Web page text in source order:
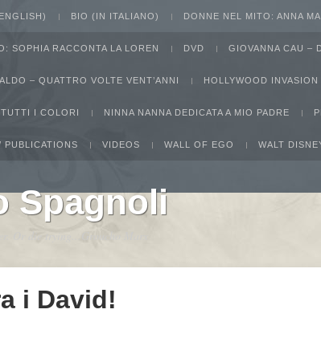
BIO (IN ITALIANO) DONNE NEL MITO: ANNA
SOPHIA RACCONTA LA LOREN DVD GIOVANNA CAU –
– QUATTRO VOLTE VENT’ANNI HOLLYWOOD INVASION
I COLORI NINNA NANNA DEDICATA A MIO PADRE
PUBLICATIONS VIDEOS WALL OF EGO WALT
Spagnoli
i David!